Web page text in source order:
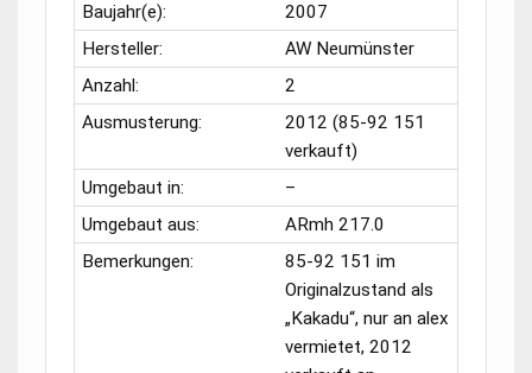
Baujahr(e):
2007
Hersteller:
AW Neumünster
Anzahl:
2
Ausmusterung:
2012 (85-92 151
verkauft)
Umgebaut in:
–
Umgebaut aus:
ARmh 217.0
Bemerkungen:
85-92 151 im
Originalzustand als
„Kakadu“, nur an alex
vermietet, 2012